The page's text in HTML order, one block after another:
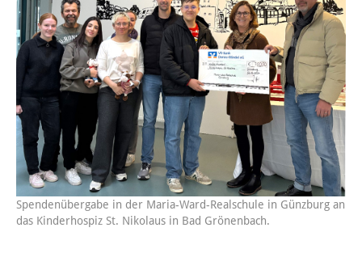
Spendenübergabe in der Maria-Ward-Realschule in Günzburg an
das Kinderhospiz St. Nikolaus in Bad Grönenbach.